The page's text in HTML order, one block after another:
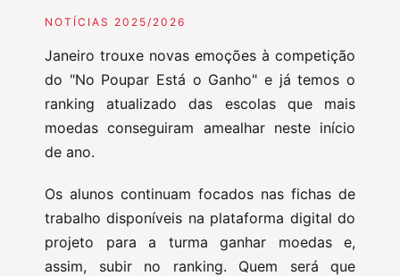
NOTÍCIAS 2025/2026
Janeiro trouxe novas emoções à competição
do "No Poupar Está o Ganho" e já temos o
ranking atualizado das escolas que mais
moedas conseguiram amealhar neste início
de ano.
Os alunos continuam focados nas fichas de
trabalho disponíveis na plataforma digital do
projeto para a turma ganhar moedas e,
assim, subir no ranking. Quem será que